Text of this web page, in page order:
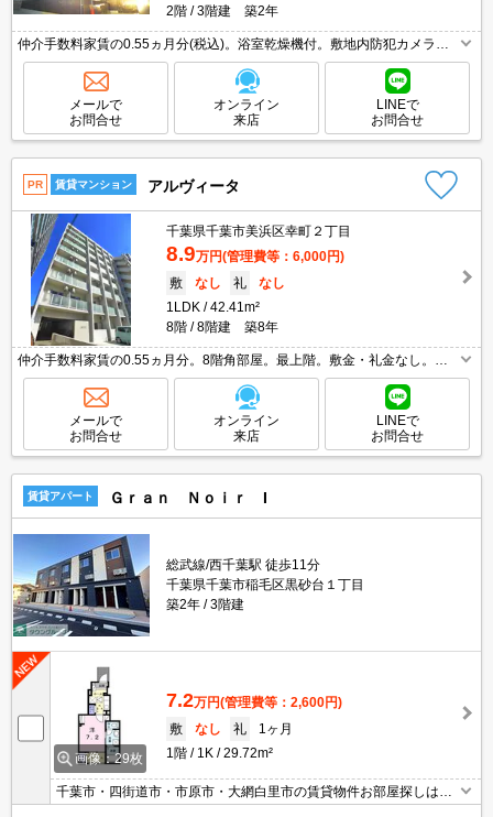
2階
3階建 築2年
仲介手数料家賃の0.55ヵ月分(税込)。浴室乾燥機付。敷地内防犯カメラ設
置。エントランスオートロック。2口ガスコンロ付。TVインターホン付
き。コンビニへ266m。マルエツへ124m。
メールで
お問合せ
オンライン
来店
LINEで
お問合せ
PR 賃貸マンション アルヴィータ
千葉県千葉市美浜区幸町２丁目
8.9万円(管理費等：6,000円)
敷
なし 礼
なし
1LDK
42.41m²
8階
8階建 築8年
仲介手数料家賃の0.55ヵ月分。8階角部屋。最上階。敷金・礼金なし。エ
ントランスオートロック。バイク置き場あり。2路線2駅利用可能で都心へ
のアクセス良好。インターネット無料。宅配ボックスあり。
メールで
お問合せ
オンライン
来店
LINEで
お問合せ
賃貸アパート Ｇｒａｎ Ｎｏｉｒ I
総武線/西千葉駅 徒歩11分
千葉県千葉市稲毛区黒砂台１丁目
築2年
3階建
画像：29枚
7.2万円(管理費等：2,600円)
敷
なし 礼
1ヶ月
1階
1K 29.72m²
千葉市・四街道市・市原市・大網白里市の賃貸物件お部屋探しはタ
ウンハウジング稲毛店にお任せ下さい！０４３－２９０－８０７０